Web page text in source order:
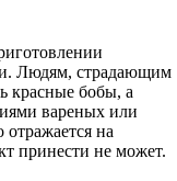
Людям, страдающим
красные бобы, а
вареных или
на
принести не может.